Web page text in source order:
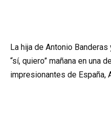
La hija de Antonio
“sí, quiero” mañana en una
impresionantes de España,